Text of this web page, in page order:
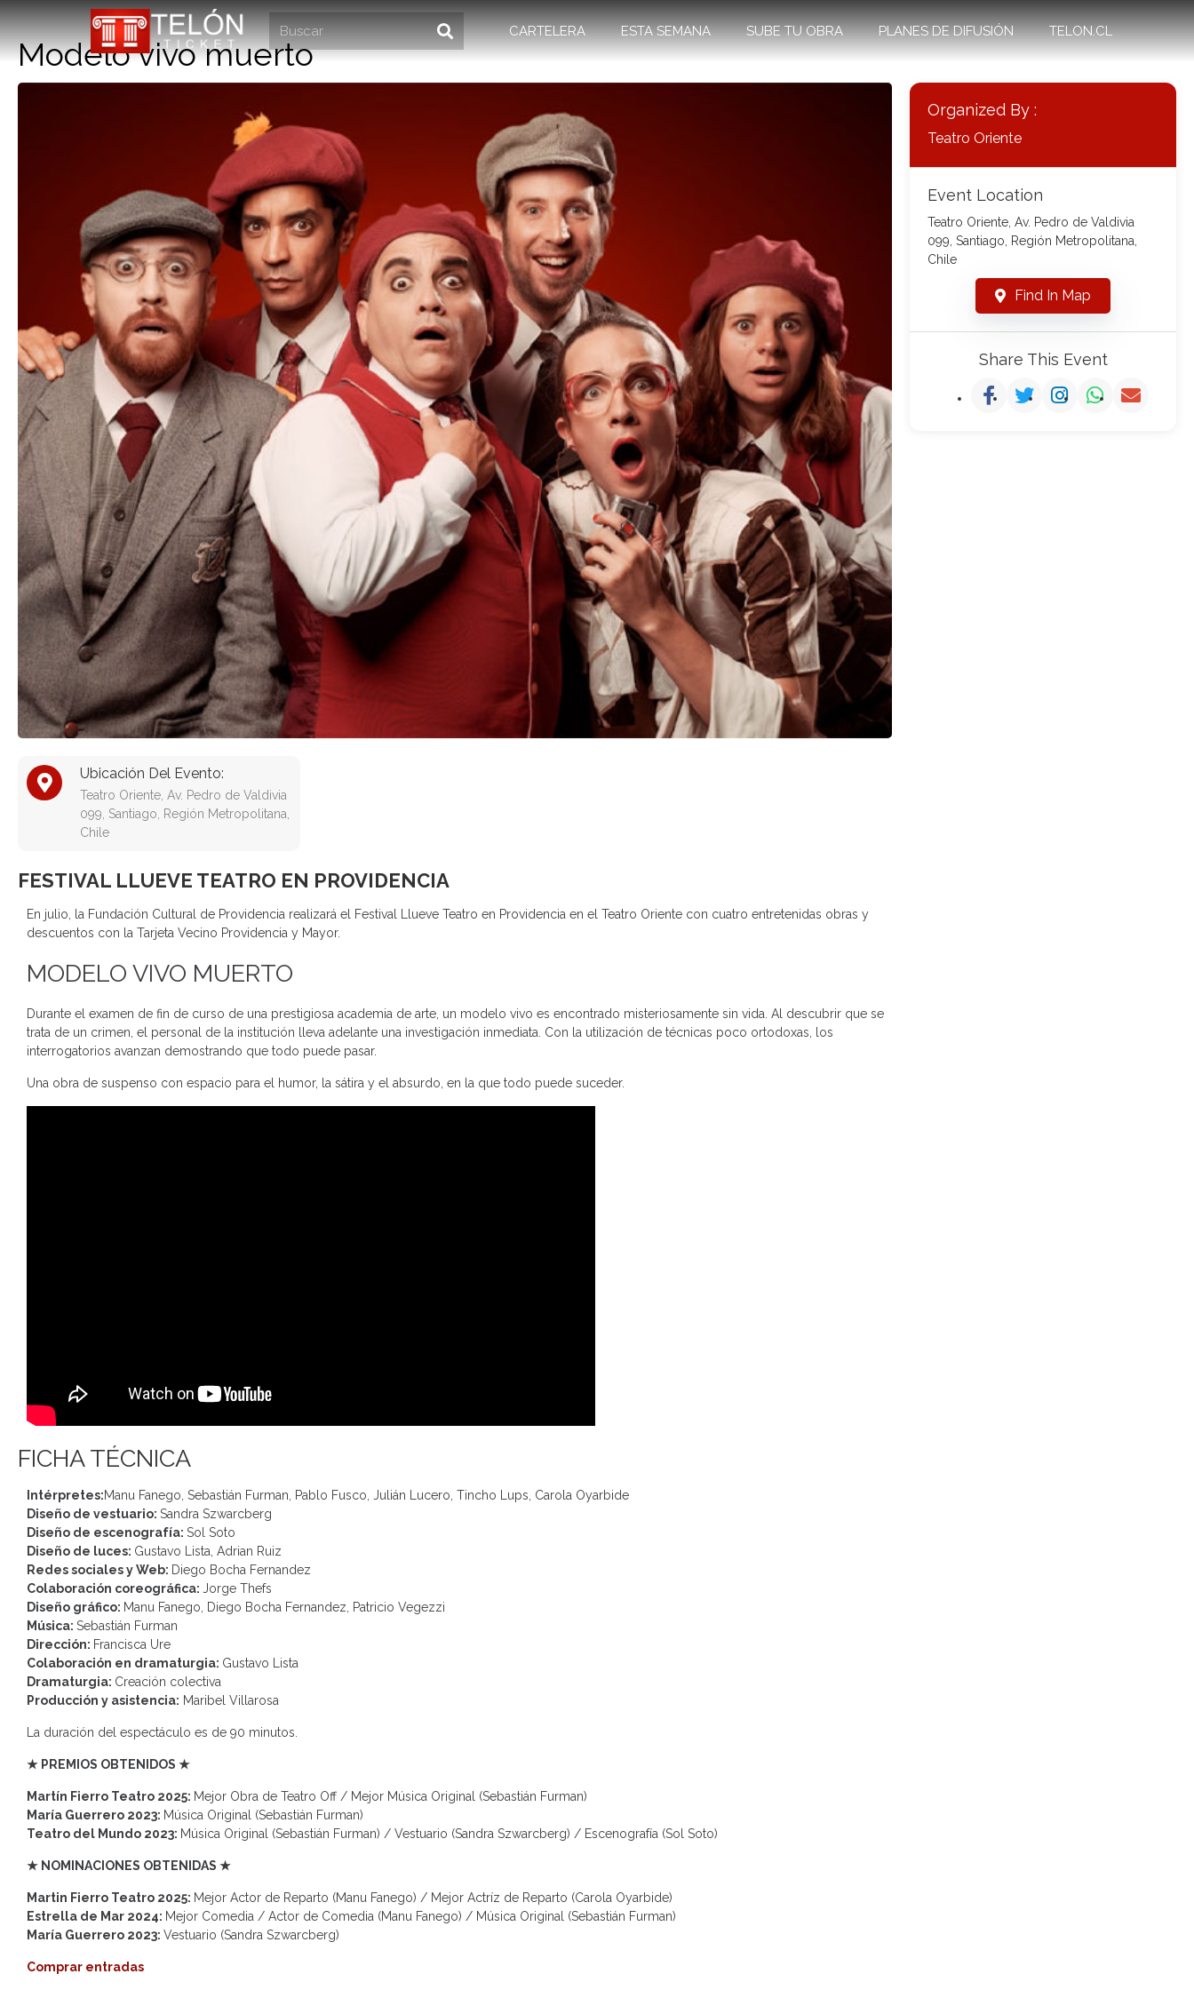
CARTELERA ESTA SEMANA SUBE TU OBRA PLANES DE DIFUSIÓN TELON.CL
Modelo vivo muerto
Ubicación Del Evento:
Teatro Oriente, Av. Pedro de Valdivia
099, Santiago, Región Metropolitana,
Chile
FESTIVAL LLUEVE TEATRO EN PROVIDENCIA
En julio, la Fundación Cultural de Providencia realizará el Festival Llueve Teatro en Providencia en el Teatro Oriente con cuatro entretenidas obras y
descuentos con la Tarjeta Vecino Providencia y Mayor.
MODELO VIVO MUERTO
Durante el examen de fin de curso de una prestigiosa academia de arte, un modelo vivo es encontrado misteriosamente sin vida. Al descubrir que se
trata de un crimen, el personal de la institución lleva adelante una investigación inmediata. Con la utilización de técnicas poco ortodoxas, los
interrogatorios avanzan demostrando que todo puede pasar.
Una obra de suspenso con espacio para el humor, la sátira y el absurdo, en la que todo puede suceder.
FICHA TÉCNICA
Intérpretes:Manu Fanego, Sebastián Furman, Pablo Fusco, Julián Lucero, Tincho Lups, Carola Oyarbide
Diseño de vestuario: Sandra Szwarcberg
Diseño de escenografía: Sol Soto
Diseño de luces: Gustavo Lista, Adrian Ruiz
Redes sociales y Web: Diego Bocha Fernandez
Colaboración coreográfica: Jorge Thefs
Diseño gráfico: Manu Fanego, Diego Bocha Fernandez, Patricio Vegezzi
Música: Sebastián Furman
Dirección: Francisca Ure
Colaboración en dramaturgia: Gustavo Lista
Dramaturgia: Creación colectiva
Producción y asistencia: Maribel Villarosa
La duración del espectáculo es de 90 minutos.
★ PREMIOS OBTENIDOS ★
Martín Fierro Teatro 2025: Mejor Obra de Teatro Off / Mejor Música Original (Sebastián Furman)
María Guerrero 2023: Música Original (Sebastián Furman)
Teatro del Mundo 2023: Música Original (Sebastián Furman) / Vestuario (Sandra Szwarcberg) / Escenografía (Sol Soto)
★ NOMINACIONES OBTENIDAS ★
Martin Fierro Teatro 2025: Mejor Actor de Reparto (Manu Fanego) / Mejor Actríz de Reparto (Carola Oyarbide)
Estrella de Mar 2024: Mejor Comedia / Actor de Comedia (Manu Fanego) / Música Original (Sebastián Furman)
María Guerrero 2023: Vestuario (Sandra Szwarcberg)
Comprar entradas
Organized By :
Teatro Oriente
Event Location
Teatro Oriente, Av. Pedro de Valdivia
099, Santiago, Región Metropolitana,
Chile
Find In Map
Share This Event